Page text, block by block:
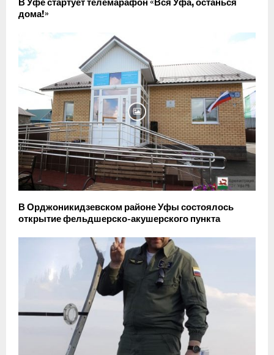
дома!»
В Орджоникидзевском районе Уфы состоялось
открытие фельдшерско-акушерского пункта